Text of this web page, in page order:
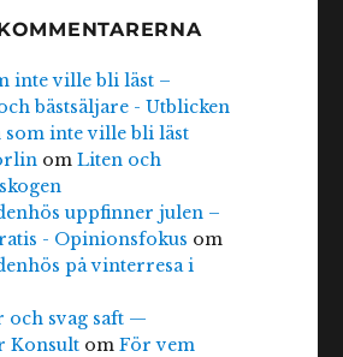
inte ville bli läst –
bästsäljare - Utblicken
som inte ville bli läst
omLiten och
uppfinner julen –
- Opinionsfokus om
på vinterresa i
och svag saft —
Konsult omFör vem